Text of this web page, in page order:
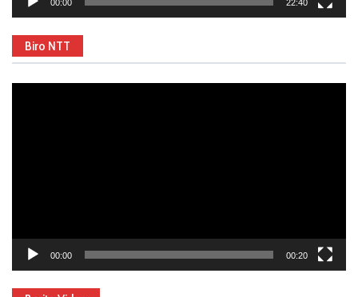
00:00 22:40
Biro NTT
00:00 00:20